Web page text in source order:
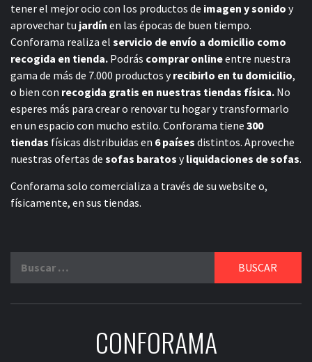
tener el mejor ocio con los productos de imagen y sonido y
aprovechar tu jardín en las épocas de buen tiempo.
Conforama realiza el servicio de envío a domicilio como
recogida en tienda. Podrás comprar onlineentre nuestra
gama de más de 7.000 productos yrecibirlo en tu domicilio,
o bien con recogida gratis en nuestras tiendas física. No
esperes más para crear o renovar tu hogar y transformarlo
en un espacio con mucho estilo. Conforama tiene 300
tiendas físicas distribuidas en 6 países distintos. Aproveche
nuestras ofertas de sofas baratos yliquidaciones de sofas.
Conforama solo comercializa a través de su website o,
físicamente, en sus tiendas.
CONFORAMA